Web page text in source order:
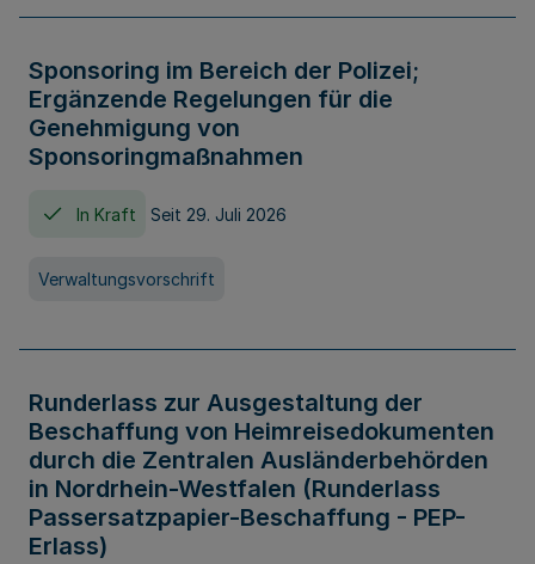
Sponsoring im Bereich der Polizei;
Ergänzende Regelungen für die
Genehmigung von
Sponsoringmaßnahmen
In Kraft Seit 29. Juli 2026
Verwaltungsvorschrift
Runderlass zur Ausgestaltung der
Beschaffung von Heimreisedokumenten
durch die Zentralen Ausländerbehörden
in Nordrhein-Westfalen (Runderlass
Passersatzpapier-Beschaffung - PEP-
Erlass)